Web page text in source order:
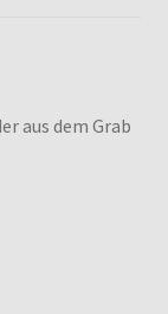
aus dem Grab